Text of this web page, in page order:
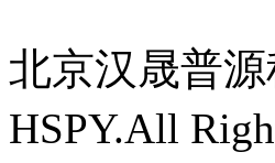
北京汉晟普
HSPY.All